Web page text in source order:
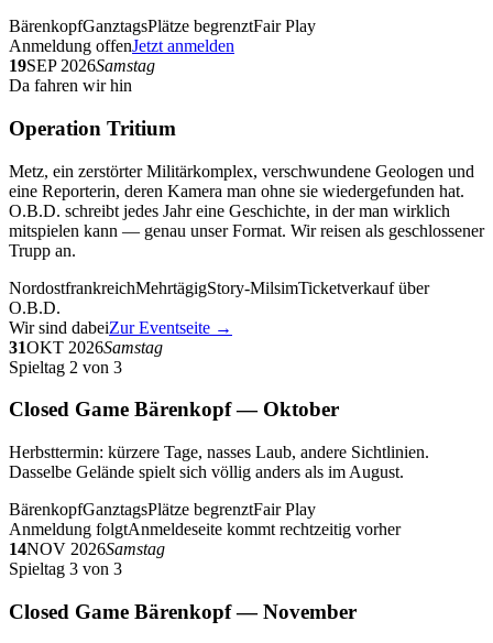
BärenkopfGanztagsPlätze begrenztFair Play
Anmeldung offenJetzt anmelden
19SEP 2026Samstag
Da fahren wir hin
Operation Tritium
Metz, ein zerstörter Militärkomplex, verschwundene Geologen und
eine Reporterin, deren Kamera man ohne sie wiedergefunden hat.
O.B.D. schreibt jedes Jahr eine Geschichte, in der man wirklich
mitspielen kann — genau unser Format. Wir reisen als geschlossener
Trupp an.
NordostfrankreichMehrtägigStory-MilsimTicketverkauf über
O.B.D.
Wir sind dabeiZur Eventseite →
31OKT 2026Samstag
Spieltag 2 von 3
Closed Game Bärenkopf — Oktober
Herbsttermin: kürzere Tage, nasses Laub, andere Sichtlinien.
Dasselbe Gelände spielt sich völlig anders als im August.
BärenkopfGanztagsPlätze begrenztFair Play
Anmeldung folgtAnmeldeseite kommt rechtzeitig vorher
14NOV 2026Samstag
Spieltag 3 von 3
Closed Game Bärenkopf — November